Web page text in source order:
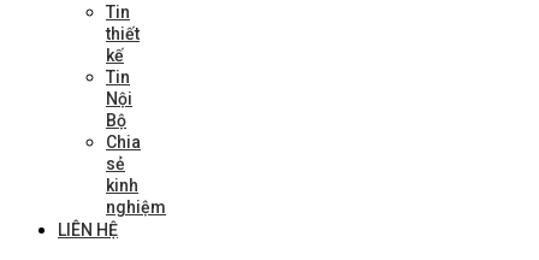
Tin
thiết
kế
Tin
Nội
Bộ
Chia
sẻ
kinh
nghiệm
LIÊN HỆ